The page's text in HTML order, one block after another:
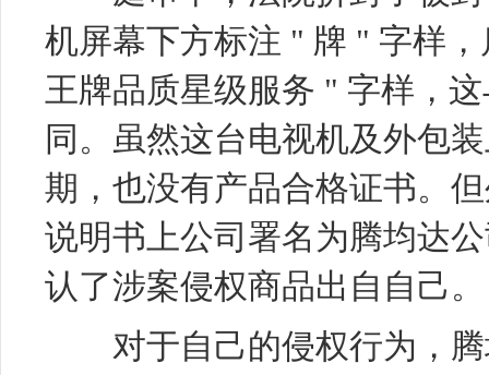
机屏幕下方标注 " 牌 " 字样
王牌品质星级服务 " 字样，
同。虽然这台电视机及外包
期，也没有产品合格证书。
说明书上公司署名为腾均达
认了涉案侵权商品出自自己。
对于自己的侵权行为，腾